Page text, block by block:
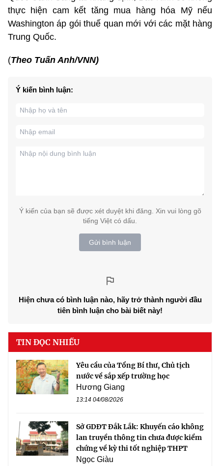
thực hiện cam kết tăng mua hàng hóa Mỹ nếu
Washington áp gói thuế quan mới với các mặt hàng
Trung Quốc.
(Theo Tuấn Anh/VNN)
Ý kiến bình luận:
Ý kiến của bạn sẽ được xét duyệt khi đăng. Xin vui lòng gõ
tiếng Việt có dấu.
Gửi bình luận
Hiện chưa có bình luận nào, hãy trở thành người đầu
tiên bình luận cho bài biết này!
TIN ĐỌC NHIỀU
Yêu cầu của Tổng Bí thư, Chủ tịch
nước về sắp xếp trường học
Hương Giang
13:14 04/08/2026
Sở GDĐT Đắk Lắk: Khuyến cáo không
lan truyền thông tin chưa được kiểm
chứng về kỳ thi tốt nghiệp THPT
Ngọc Giàu